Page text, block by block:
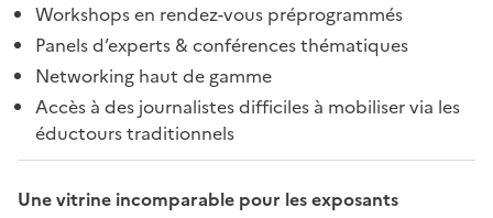
Workshops en rendez-vous préprogrammés
Panels d’experts & conférences thématiques
Networking haut de gamme
Accès à des journalistes difficiles à mobiliser via les
éductours traditionnels
Une vitrine incomparable pour les exposants